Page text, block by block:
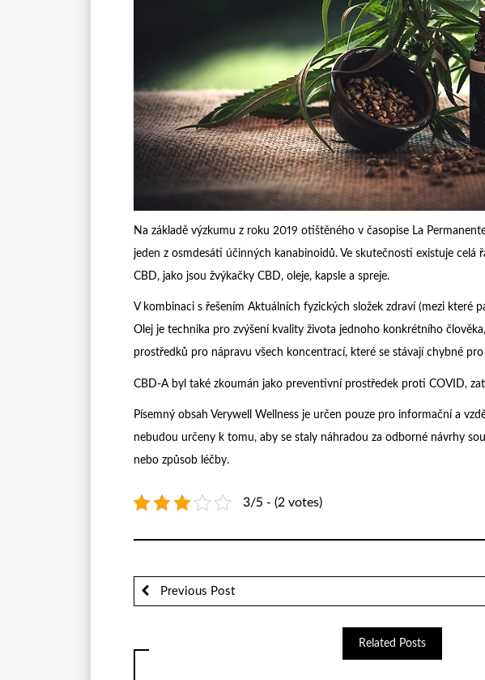
Na základě výzkumu z roku 2019 otištěného v časopise La
jeden z osmdesáti účinných kanabinoidů. Ve skutečnosti existuje celá
CBD, jako jsou žvýkačky CBD, oleje, kapsle a spreje.
V kombinaci s řešením Aktuálních fyzických složek zdraví (mezi které
Olej je technika pro zvýšení kvality života jednoho konkrétního
prostředků pro nápravu všech koncentrací, které se stávají chybné pro
CBD-A byl také zkoumán jako preventivní prostředek proti COVID,
Písemný obsah Verywell Wellness je určen pouze pro informační a
nebudou určeny k tomu, aby se staly náhradou za odborné návrhy
nebo způsob léčby.
3/5 - (2 votes)
Previous Post
Related Posts